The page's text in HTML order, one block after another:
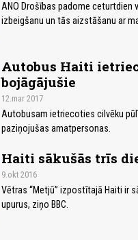
ANO Drošības padome ceturtdien
izbeigšanu un tās aizstāšanu ar
Autobus Haiti
bojāgājušie
12.mar 2017
Autobusam ietriecoties cilvēku
paziņojušas amatpersonas.
Haiti sākušās trīs
9.okt 2016
Vētras “Metjū” izpostītajā Haiti ir
upurus, ziņo BBC.